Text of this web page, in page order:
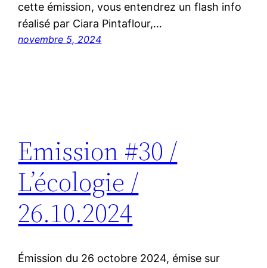
cette émission, vous entendrez un flash info
réalisé par Ciara Pintaflour,…
novembre 5, 2024
Emission #30 /
L’écologie /
26.10.2024
Émission du 26 octobre 2024, émise sur